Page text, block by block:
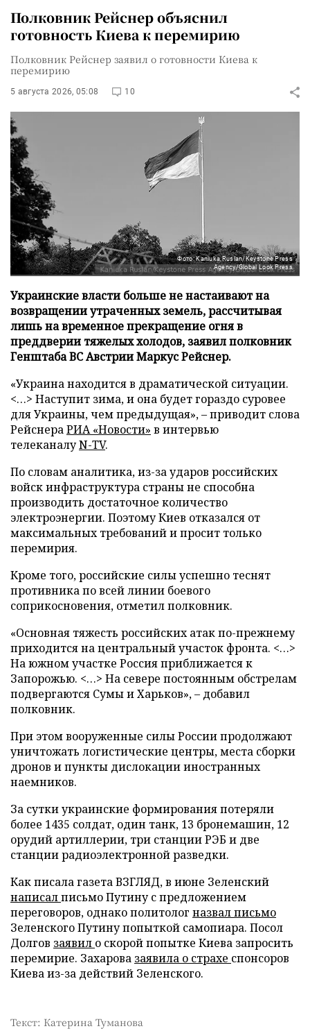
Полковник Рейснер объяснил
готовность Киева к перемирию
Полковник Рейснер заявил о готовности Киева к
перемирию
5 августа 2026, 05:08 10
Фото: Kaniuka Ruslan/Keystone Press
Agency/Global Look Press
Украинские власти больше не настаивают на
возвращении утраченных земель, рассчитывая
лишь на временное прекращение огня в
преддверии тяжелых холодов, заявил полковник
Генштаба ВС Австрии Маркус Рейснер.
«Украина находится в драматической ситуации.
<…> Наступит зима, и она будет гораздо суровее
для Украины, чем предыдущая», – приводит слова
РейснераРИА «Новости» в интервью
телеканалуN-TV.
По словам аналитика, из-за ударов российских
войск инфраструктура страны не способна
производить достаточное количество
электроэнергии. Поэтому Киев отказался от
максимальных требований и просит только
перемирия.
Кроме того, российские силы успешно теснят
противника по всей линии боевого
соприкосновения, отметил полковник.
«Основная тяжесть российских атак по-прежнему
приходится на центральный участок фронта. <…>
На южном участке Россия приближается к
Запорожью. <…> На севере постоянным обстрелам
подвергаются Сумы и Харьков», – добавил
полковник.
При этом вооруженные силы России продолжают
уничтожать логистические центры, места сборки
дронов и пункты дислокации иностранных
наемников.
За сутки украинские формирования потеряли
более 1435 солдат, один танк, 13 бронемашин, 12
орудий артиллерии, три станции РЭБ и две
станции радиоэлектронной разведки.
Как писала газета ВЗГЛЯД, в июне Зеленский
написалписьмо Путину с предложением
переговоров, однако политолог назвал письмо
Зеленского Путину попыткой самопиара. Посол
Долгов заявил о скорой попытке Киева запросить
перемирие. Захарова заявила о страхе спонсоров
Киева из-за действий Зеленского.
Текст: Катерина Туманова